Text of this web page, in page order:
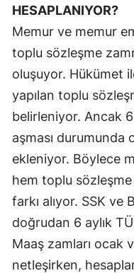
HESAPLANIYOR?
Memur ve memur
toplu sözleşme
oluşuyor. Hükümet
yapılan toplu
belirleniyor. Ancak
aşması durumunda
ekleniyor. Böylece
hem toplu
farkı alıyor. SSK ve
doğrudan 6 aylık
Maaş zamları ocak
netleşirken,